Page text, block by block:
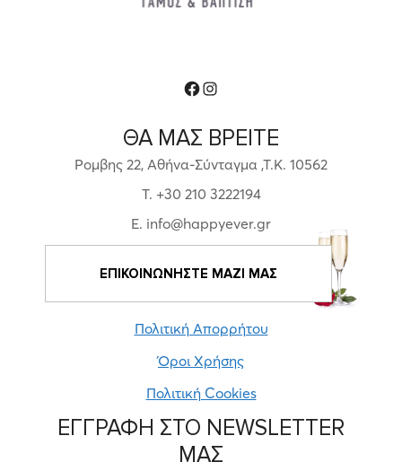
ΘΑ ΜΑΣ ΒΡΕΙΤΕ
Ρομβης 22, Αθήνα-Σύνταγμα ,Τ.Κ. 10562
T. +30 210 3222194
E. info@happyever.gr
ΕΠΙΚΟΙΝΩΝΗΣΤΕ ΜΑΖΙ ΜΑΣ
Πολιτική Απορρήτου
Όροι Χρήσης
Πολιτική Cookies
Facebook
Instagram
ΕΓΓΡΑΦΗ ΣΤΟ NEWSLETTER
ΜΑΣ